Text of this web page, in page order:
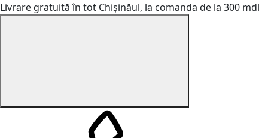
Livrare gratuită în tot Chișinăul, la comanda de la 300 mdl